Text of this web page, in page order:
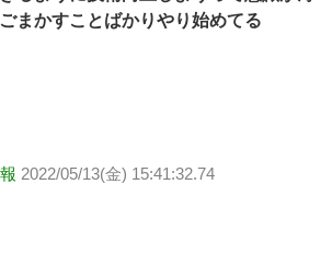
まかすことばかりやり始めてる
2022/05/13(金) 15:41:32.74